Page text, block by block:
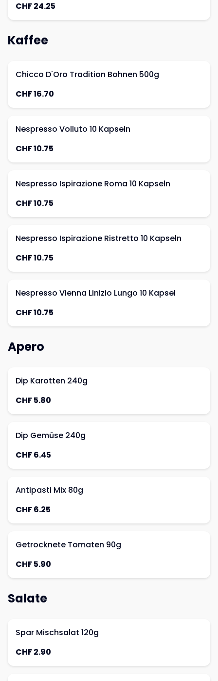
CHF 24.25
Kaffee
Chicco D'Oro Tradition Bohnen 500g
CHF 16.70
Nespresso Volluto 10 Kapseln
CHF 10.75
Nespresso Ispirazione Roma 10 Kapseln
CHF 10.75
Nespresso Ispirazione Ristretto 10 Kapseln
CHF 10.75
Nespresso Vienna Linizio Lungo 10 Kapsel
CHF 10.75
Apero
Dip Karotten 240g
CHF 5.80
Dip Gemüse 240g
CHF 6.45
Antipasti Mix 80g
CHF 6.25
Getrocknete Tomaten 90g
CHF 5.90
Salate
Spar Mischsalat 120g
CHF 2.90